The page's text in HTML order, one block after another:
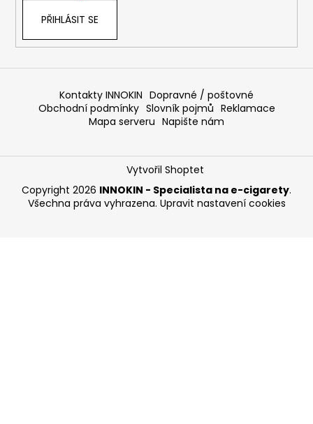
PŘIHLÁSIT SE
Kontakty INNOKIN Dopravné / poštovné
Obchodní podmínky Slovník pojmů Reklamace
Mapa serveru Napište nám
Vytvořil Shoptet
Copyright 2026 INNOKIN - Specialista na e-cigarety.
Všechna práva vyhrazena. Upravit nastavení cookies